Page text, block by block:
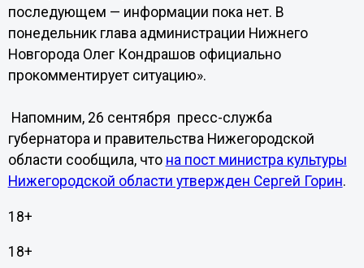
последующем — информации пока нет. В
понедельник глава администрации Нижнего
Новгорода Олег Кондрашов официально
прокомментирует ситуацию».
Напомним, 26 сентября пресс-служба
губернатора и правительства Нижегородской
области сообщила, что на пост министра культуры
Нижегородской области утвержден Сергей Горин.
18+
18+